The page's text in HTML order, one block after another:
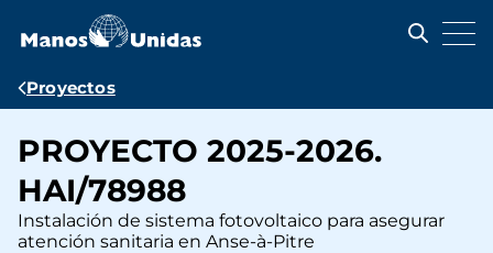
contenido
Ruta
navegación
Proyectos
PROYECTO 2025-2026.
HAI/78988
Instalación de sistema fotovoltaico para asegurar
atención sanitaria en Anse-à-Pitre